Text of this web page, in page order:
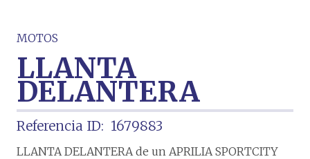
MOTOS
LLANTA
DELANTERA
Referencia ID: 1679883
LLANTA DELANTERA de un APRILIA SPORTCITY